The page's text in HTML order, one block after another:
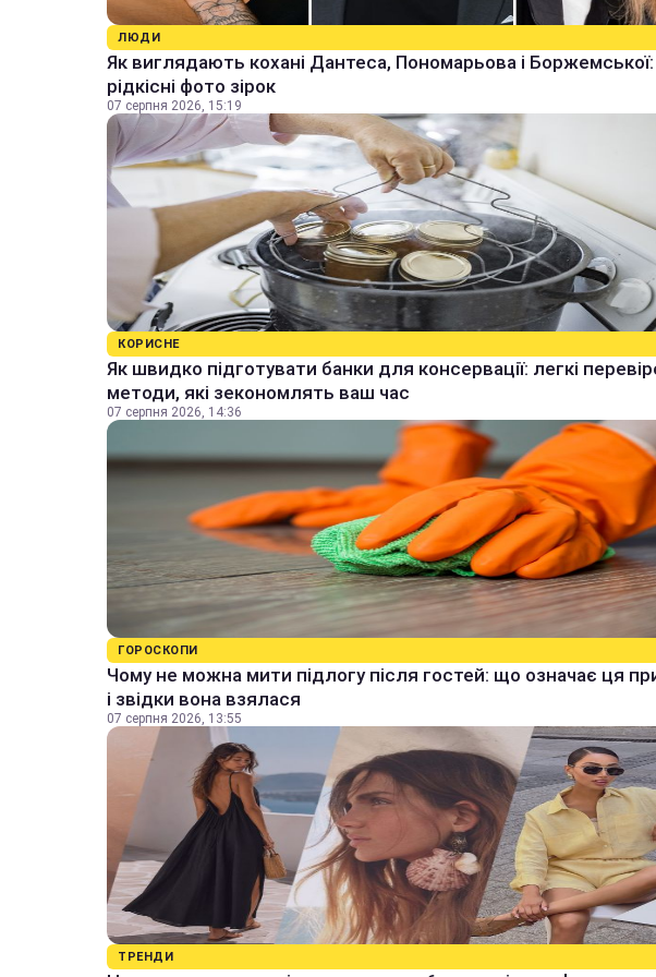
ЛЮДИ
Як виглядають кохані Дантеса, Пономарьова і Боржемської:
рідкісні фото зірок
07 серпня 2026, 15:19
КОРИСНЕ
Як швидко підготувати банки для консервації: легкі
методи, які зекономлять ваш час
07 серпня 2026, 14:36
ГОРОСКОПИ
Чому не можна мити підлогу після гостей: що означає ця
і звідки вона взялася
07 серпня 2026, 13:55
ТРЕНДИ